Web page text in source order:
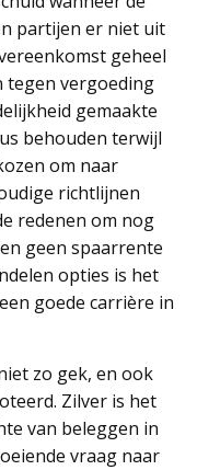
partijen er niet uit
geheel
tegen vergoeding
gemaakte
behouden terwijl
om naar
richtlijnen
redenen om nog
geen spaarrente
opties is het
goede carrière in
zo gek, en ook
Zilver is het
van beleggen in
vraag naar